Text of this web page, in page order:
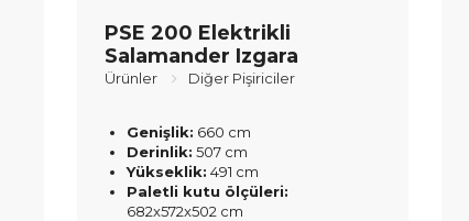
PSE 200 Elektrikli
Salamander Izgara
Ürünler Diğer Pişiriciler
Genişlik: 660 cm
Derinlik: 507 cm
Yükseklik: 491 cm
Paletli kutu ölçüleri:
682x572x502 cm